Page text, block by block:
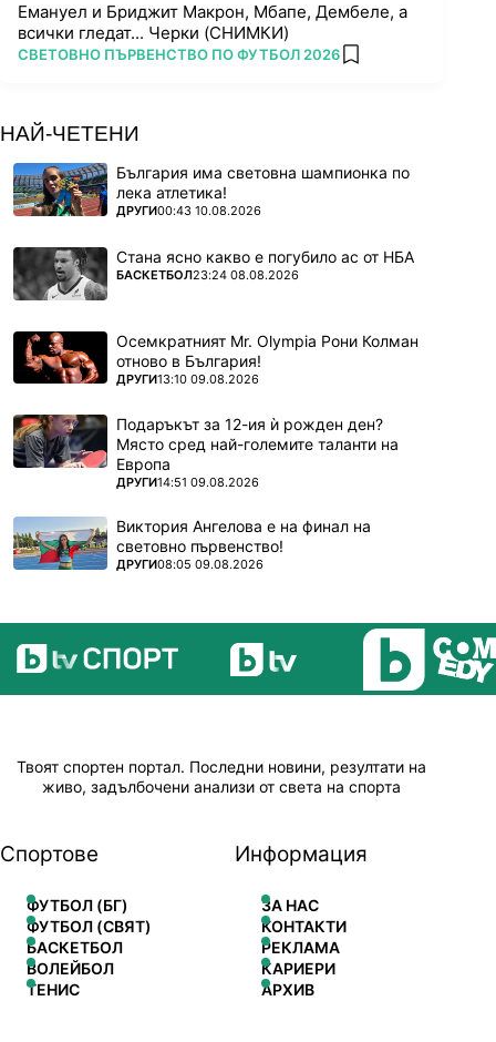
Емануел и Бриджит Макрон, Мбапе, Дембеле, а
всички гледат... Черки (СНИМКИ)
ПОВЕЧЕ ОТ
СВЕТОВНО ПЪРВЕНСТВО ПО ФУТБОЛ 2026 add favorites
НАЙ-ЧЕТЕНИ
България има световна шампионка по
лека атлетика!
ПОВЕЧЕ ОТ
ДРУГИ00:43 10.08.2026
Стана ясно какво е погубило ас от НБА
ПОВЕЧЕ ОТ
БАСКЕТБОЛ23:24 08.08.2026
Осемкратният Mr. Olympia Рони Колман
отново в България!
ПОВЕЧЕ ОТ
ДРУГИ13:10 09.08.2026
Подаръкът за 12-ия ѝ рожден ден?
Място сред най-големите таланти на
Европа
ПОВЕЧЕ ОТ
ДРУГИ14:51 09.08.2026
Виктория Ангелова е на финал на
световно първенство!
ПОВЕЧЕ ОТ
ДРУГИ08:05 09.08.2026
Твоят спортен портал. Последни новини, резултати на
живо, задълбочени анализи от света на спорта
Спортове
ФУТБОЛ (БГ)
ФУТБОЛ (СВЯТ)
БАСКЕТБОЛ
ВОЛЕЙБОЛ
ТЕНИС
Информация
ЗА НАС
КОНТАКТИ
РЕКЛАМА
КАРИЕРИ
АРХИВ